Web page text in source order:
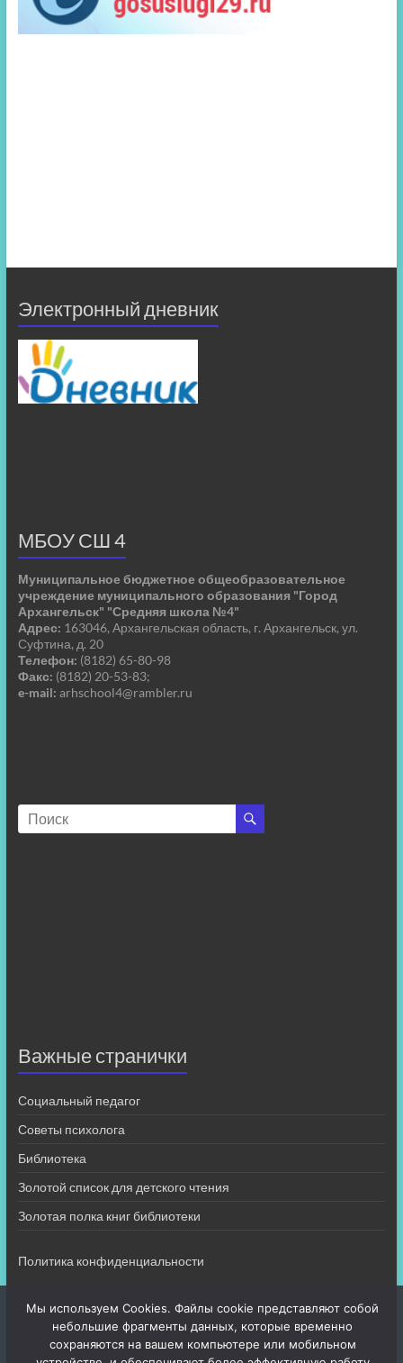
Электронный дневник
МБОУ СШ 4
Муниципальное бюджетное общеобразовательное
учреждение муниципального образования "Город
Архангельск" "Средняя школа №4"
Адрес: 163046, Архангельская область, г. Архангельск, ул.
Суфтина, д. 20
Телефон: (8182) 65-80-98
Факс: (8182) 20-53-83;
e-mail: arhschool4@rambler.ru
Важные странички
Социальный педагог
Советы психолога
Библиотека
Золотой список для детского чтения
Золотая полка книг библиотеки
Политика конфиденциальности
Мы используем Cookies. Файлы cookie представляют собой
небольшие фрагменты данных, которые временно
сохраняются на вашем компьютере или мобильном